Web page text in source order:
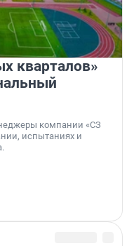
кварталов»
компании «СЗ
испытаниях и